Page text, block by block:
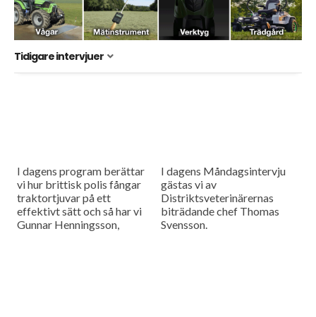
Tidigare intervjuer
I dagens program berättar
vi hur brittisk polis fångar
traktortjuvar på ett
effektivt sätt och så har vi
Gunnar Henningsson,
I dagens Måndagsintervju
gästas vi av
Distriktsveterinärernas
biträdande chef Thomas
Svensson.